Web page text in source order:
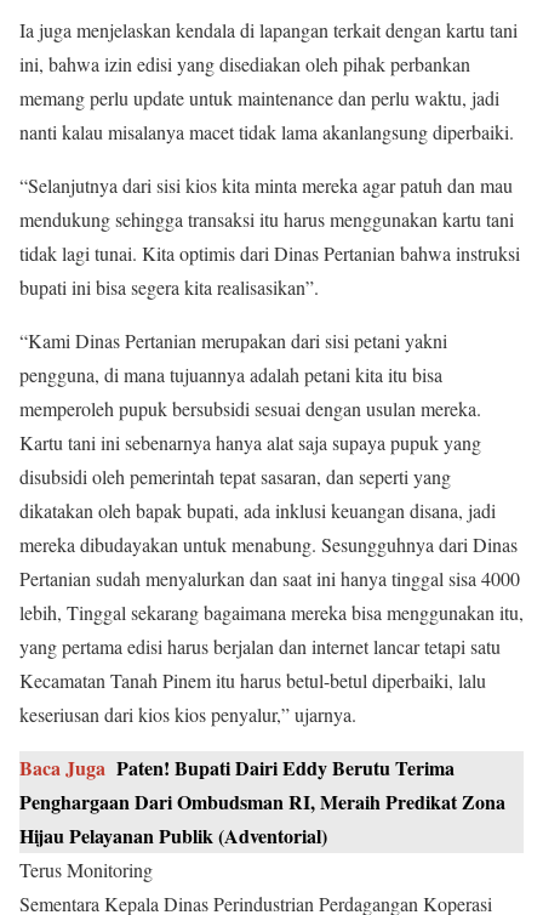
Ia juga menjelaskan kendala di lapangan terkait dengan kartu tani
ini, bahwa izin edisi yang disediakan oleh pihak perbankan
memang perlu update untuk maintenance dan perlu waktu, jadi
nanti kalau misalanya macet tidak lama akanlangsung diperbaiki.
“Selanjutnya dari sisi kios kita minta mereka agar patuh dan mau
mendukung sehingga transaksi itu harus menggunakan kartu tani
tidak lagi tunai. Kita optimis dari Dinas Pertanian bahwa instruksi
bupati ini bisa segera kita realisasikan”.
“Kami Dinas Pertanian merupakan dari sisi petani yakni
pengguna, di mana tujuannya adalah petani kita itu bisa
memperoleh pupuk bersubsidi sesuai dengan usulan mereka.
Kartu tani ini sebenarnya hanya alat saja supaya pupuk yang
disubsidi oleh pemerintah tepat sasaran, dan seperti yang
dikatakan oleh bapak bupati, ada inklusi keuangan disana, jadi
mereka dibudayakan untuk menabung. Sesungguhnya dari Dinas
Pertanian sudah menyalurkan dan saat ini hanya tinggal sisa 4000
lebih, Tinggal sekarang bagaimana mereka bisa menggunakan itu,
yang pertama edisi harus berjalan dan internet lancar tetapi satu
Kecamatan Tanah Pinem itu harus betul-betul diperbaiki, lalu
keseriusan dari kios kios penyalur,” ujarnya.
Baca Juga Paten! Bupati Dairi Eddy Berutu Terima
Penghargaan Dari Ombudsman RI, Meraih Predikat Zona
Hijau Pelayanan Publik (Adventorial)
Terus Monitoring
Sementara Kepala Dinas Perindustrian Perdagangan Koperasi